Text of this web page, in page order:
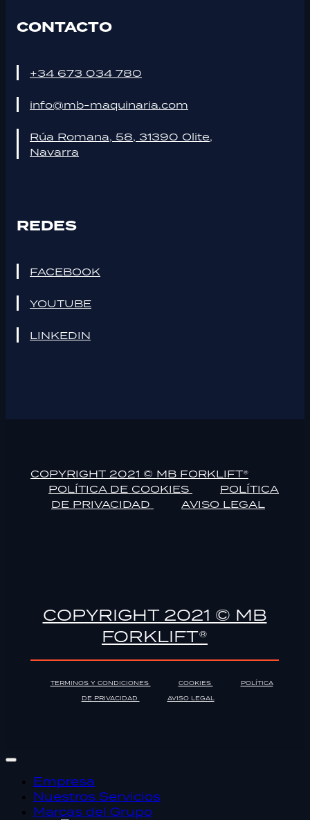
CONTACTO
+34 673 034 780
info@mb-maquinaria.com
Rúa Romana, 58, 31390 Olite,
Navarra
REDES
FACEBOOK
YOUTUBE
LINKEDIN
COPYRIGHT 2021 © MB FORKLIFT®
POLÍTICA DE COOKIES
POLÍTICA
DE PRIVACIDAD
AVISO LEGAL
COPYRIGHT 2021 © MB
FORKLIFT®
TERMINOS Y CONDICIONES COOKIES
POLÍTICA
DE PRIVACIDAD
AVISO LEGAL
Empresa
Nuestros Servicios
Marcas del Grupo